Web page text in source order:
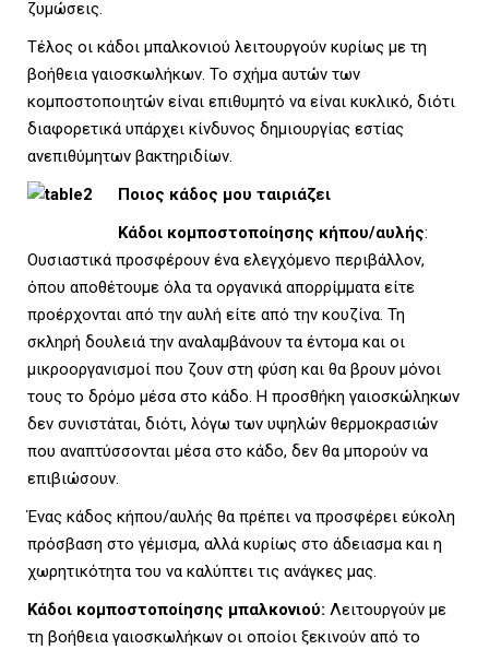
ζυμώσεις.
Τέλος οι κάδοι μπαλκονιού λειτουργούν κυρίως με τη
βοήθεια γαιοσκωλήκων. Το σχήμα αυτών των
κομποστοποιητών είναι επιθυμητό να είναι κυκλικό, διότι
διαφορετικά υπάρχει κίνδυνος δημιουργίας εστίας
ανεπιθύμητων βακτηριδίων.
Ποιος κάδος μου ταιριάζει
Κάδοι κομποστοποίησης κήπου/αυλής:
Ουσιαστικά προσφέρουν ένα ελεγχόμενο περιβάλλον,
όπου αποθέτουμε όλα τα οργανικά απορρίμματα είτε
προέρχονται από την αυλή είτε από την κουζίνα. Τη
σκληρή δουλειά την αναλαμβάνουν τα έντομα και οι
μικροοργανισμοί που ζουν στη φύση και θα βρουν μόνοι
τους το δρόμο μέσα στο κάδο. Η προσθήκη γαιοσκώληκων
δεν συνιστάται, διότι, λόγω των υψηλών θερμοκρασιών
που αναπτύσσονται μέσα στο κάδο, δεν θα μπορούν να
επιβιώσουν.
Ένας κάδος κήπου/αυλής θα πρέπει να προσφέρει εύκολη
πρόσβαση στο γέμισμα, αλλά κυρίως στο άδειασμα και η
χωρητικότητα του να καλύπτει τις ανάγκες μας.
Κάδοι κομποστοποίησης μπαλκονιού: Λειτουργούν με
τη βοήθεια γαιοσκωλήκων οι οποίοι ξεκινούν από το